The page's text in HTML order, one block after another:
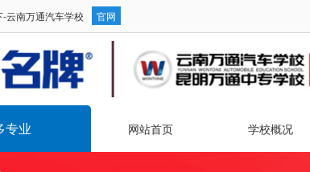
云南万通汽车学校 官网
专业 网站首页 学校概况